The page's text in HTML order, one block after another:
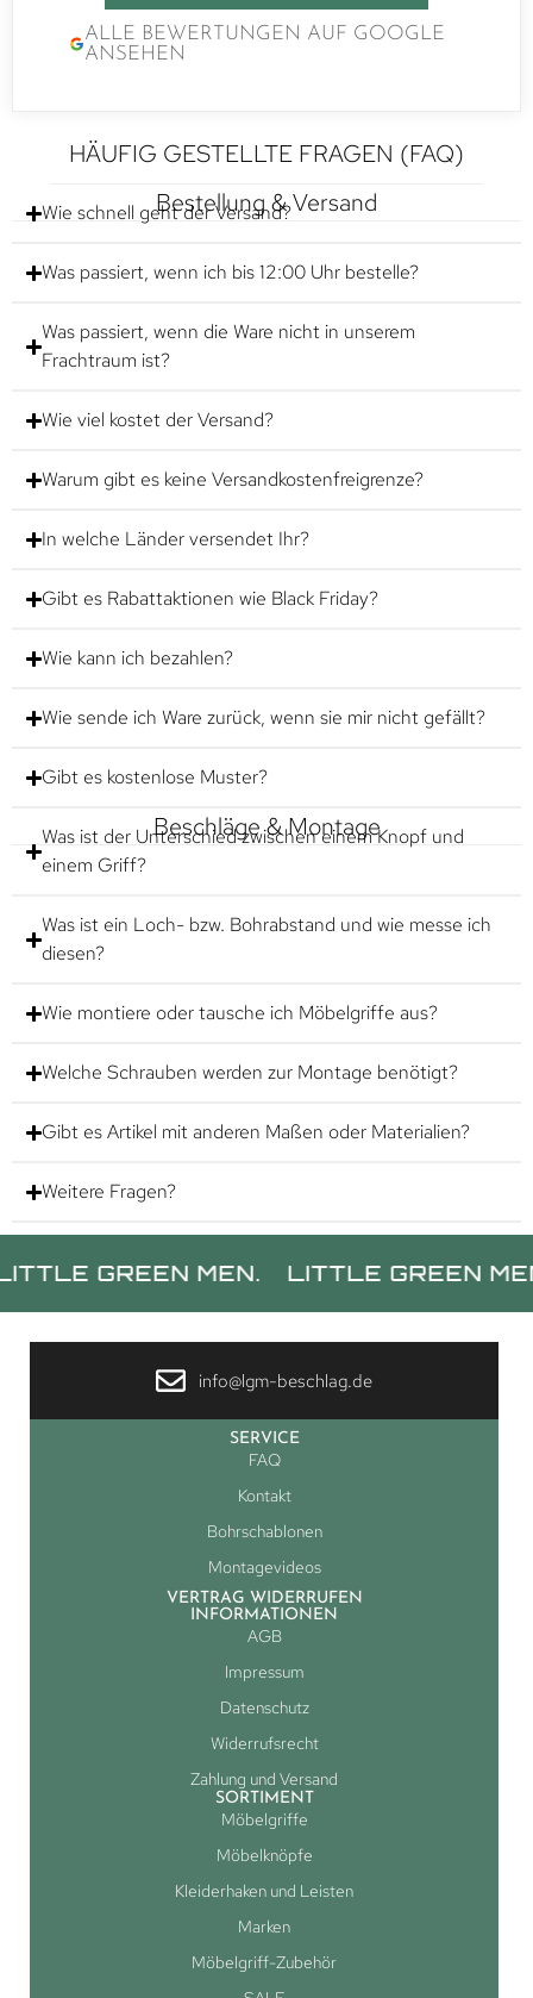
ALLE BEWERTUNGEN AUF GOOGLE
ANSEHEN
HÄUFIG GESTELLTE FRAGEN (FAQ)
Bestellung & Versand
Wie schnell geht der Versand?
Was passiert, wenn ich bis 12:00 Uhr bestelle?
Was passiert, wenn die Ware nicht in unserem
Frachtraum ist?
Wie viel kostet der Versand?
Warum gibt es keine Versandkostenfreigrenze?
In welche Länder versendet Ihr?
Gibt es Rabattaktionen wie Black Friday?
Wie kann ich bezahlen?
Wie sende ich Ware zurück, wenn sie mir nicht gefällt?
Gibt es kostenlose Muster?
Beschläge & Montage
Was ist der Unterschied zwischen einem Knopf und
einem Griff?
Was ist ein Loch- bzw. Bohrabstand und wie messe ich
diesen?
Wie montiere oder tausche ich Möbelgriffe aus?
Welche Schrauben werden zur Montage benötigt?
Gibt es Artikel mit anderen Maßen oder Materialien?
Weitere Fragen?
GREEN MEN. LITTLE GREEN MEN.
info@lgm-beschlag.de
SERVICE
FAQ
Kontakt
Bohrschablonen
Montagevideos
VERTRAG WIDERRUFEN
INFORMATIONEN
AGB
Impressum
Datenschutz
Widerrufsrecht
Zahlung und Versand
SORTIMENT
Möbelgriffe
Möbelknöpfe
Kleiderhaken und Leisten
Marken
Möbelgriff-Zubehör